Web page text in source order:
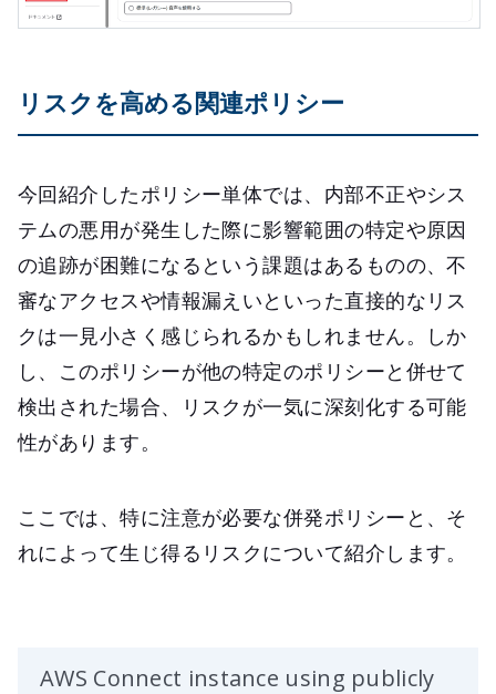
リスクを高める関連ポリシー
今回紹介したポリシー単体では、内部不正やシス
テムの悪用が発生した際に影響範囲の特定や原因
の追跡が困難になるという課題はあるものの、不
審なアクセスや情報漏えいといった直接的なリス
クは一見小さく感じられるかもしれません。しか
し、このポリシーが他の特定のポリシーと併せて
検出された場合、リスクが一気に深刻化する可能
性があります。
ここでは、特に注意が必要な併発ポリシーと、そ
れによって生じ得るリスクについて紹介します。
AWS Connect instance using publicly